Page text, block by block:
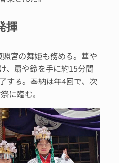
揮
宮の舞姫も務める。華や
、扇や鈴を手に約15分間
する。奉納は年4回で、次
に臨む。